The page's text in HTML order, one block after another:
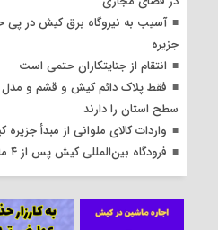
آسیب به نیروگاه برق کیش در پی
جزیره
انتقام از جنایتکاران حتمی است
سطح استان را دارند
واردات کالای ملوانی از مبدأ
فرودگاه بین‌المللی کیش پس از ۴ ماه وقفه، بازگشایی شد